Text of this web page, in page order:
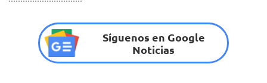
Síguenos en Google
Noticias